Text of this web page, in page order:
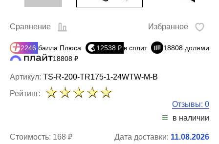
Артикул: TS-R-200-TR175-1-24WTW-M-B
Сравнение Избранное
2246 балла Плюса 12538 ₽ в сплит
18808 долями
18808 ₽
Рейтинг:
Отзывы: 0
в наличии
Стоимость: 168 ₽ Дата доставки: 11.08.2026